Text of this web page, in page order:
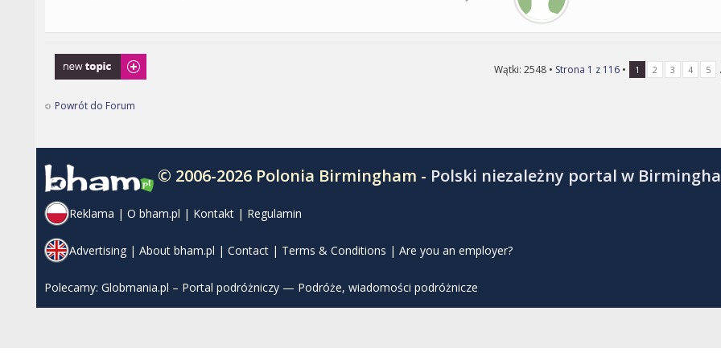
Napisz wątek
Wątki: 2548 • Strona 1 z 116 • 1 2 3 4 5
Powrót do Forum
© 2006-2026 Polonia Birmingham - Polski niezależny portal w
Reklama | O bham.pl | Kontakt | Regulamin
Advertising | About bham.pl | Contact | Terms & Conditions | Are you an employer?
Polecamy: Globmania.pl – Portal podróżniczy — Podróże, wiadomości podróżnicze